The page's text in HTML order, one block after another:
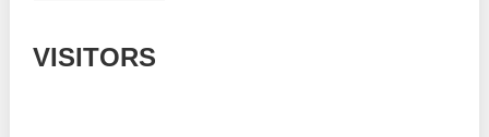
VISITORS